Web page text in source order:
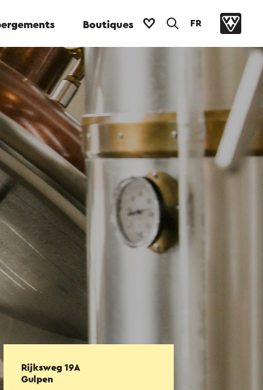
Boutiques FR
Rijksweg 19A
Gulpen